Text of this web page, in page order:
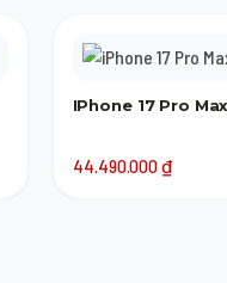
IPhone 17 Pro
44.490.000₫